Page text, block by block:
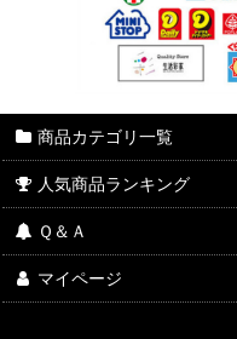
商品カテゴリ一覧
人気商品ランキング
Ｑ＆Ａ
マイページ